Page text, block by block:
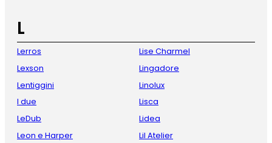
L
Lerros
Lexson
Lentiggini
I due
LeDub
Leon e Harper
Lise Charmel
Lingadore
Linolux
Lisca
Lidea
Lil Atelier